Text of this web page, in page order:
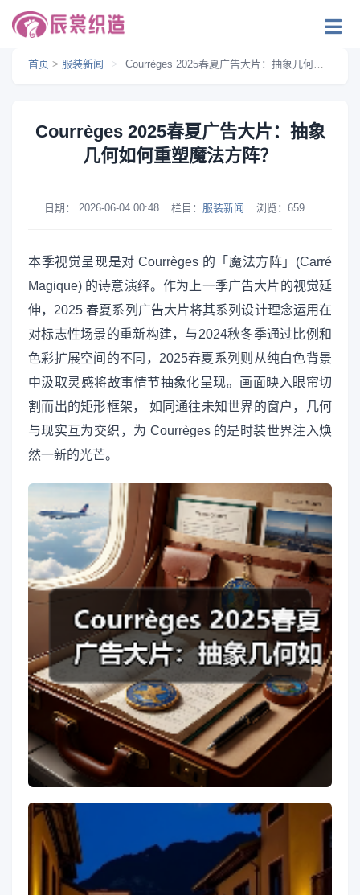
首页 > 服装新闻 > Courrèges 2025春夏广告大片：抽象几何如何重塑魔法方阵？
Courrèges 2025春夏广告大片：抽象
几何如何重塑魔法方阵？
日期： 2026-06-04 00:48 栏目： 服装新闻 浏览： 659
本季视觉呈现是对 Courrèges 的「魔法方阵」(Carré
Magique) 的诗意演绎。作为上一季广告大片的视觉延
伸，2025 春夏系列广告大片将其系列设计理念运用在
对标志性场景的重新构建，与2024秋冬季通过比例和
色彩扩展空间的不同，2025春夏系列则从纯白色背景
中汲取灵感将故事情节抽象化呈现。画面映入眼帘切
割而出的矩形框架， 如同通往未知世界的窗户，几何
与现实互为交织，为 Courrèges 的是时装世界注入焕
然一新的光芒。